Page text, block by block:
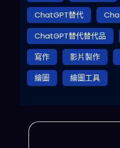
ChatGPT替代
ChatGPT替代替代品
寫作
影片製作
繪圖
繪圖工具